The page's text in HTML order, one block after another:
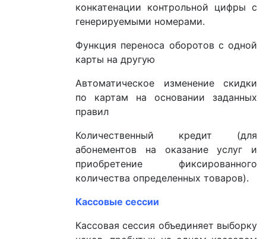
конкатенации контрольной цифры с
генерируемыми номерами.
Функция переноса оборотов с одной
карты на другую
Автоматическое изменение скидки
по картам на основании заданных
правил
Количественный кредит (для
абонементов на оказание услуг и
приобретение фиксированного
количества определенных товаров).
Кассовые сессии
Кассовая сессия объединяет выборку